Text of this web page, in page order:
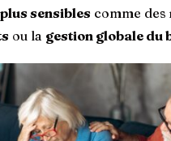
sensibles comme des
ou la gestion globale du